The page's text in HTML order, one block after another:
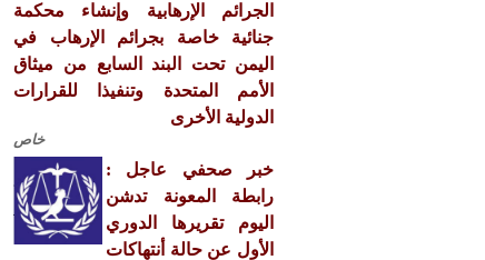
الجرائم الإرهابية وإنشاء محكمة
جنائية خاصة بجرائم الإرهاب في
اليمن تحت البند السابع من ميثاق
الأمم المتحدة وتنفيذا للقرارات
الدولية الأخرى
خاص
خبر صحفي عاجل :
رابطة المعونة تدشن
اليوم تقريرها الدوري
الأول عن حالة أنتهاكات